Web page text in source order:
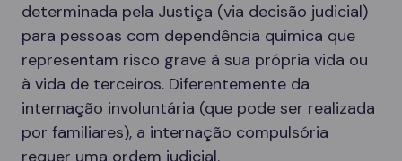
determinada pela Justiça (via decisão judicial)
para pessoas com dependência química que
representam risco grave à sua própria vida ou
à vida de terceiros. Diferentemente da
internação involuntária (que pode ser realizada
por familiares), a internação compulsória